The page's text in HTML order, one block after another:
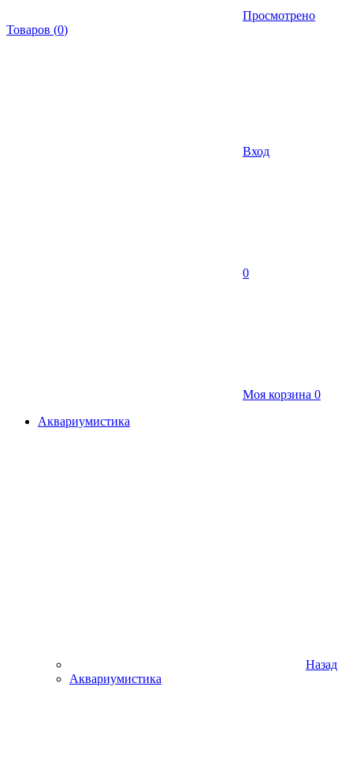
Просмотрено
Товаров (0)
Вход
0
Моя корзина 0
Аквариумистика
Назад
Аквариумистика